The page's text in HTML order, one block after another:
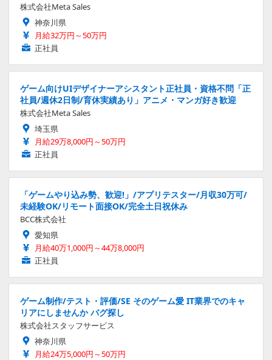
株式会社Meta Sales
神奈川県
月給32万円～50万円
正社員
ゲーム向けUIデザイナーアシスタント正社員・資格不問「正
社員/週休2日制/育休実績あり」アニメ・マンガ好き歓迎
株式会社Meta Sales
埼玉県
月給29万8,000円～50万円
正社員
「ゲームやり込み勢、歓迎!」/アプリテスター/月収30万可/
未経験OK/リモート面接OK/完全土日祝休み
BCC株式会社
愛知県
月給40万1,000円～44万8,000円
正社員
ゲーム制作/テスト・評価/SE そのゲーム愛 IT業界でのキャ
リアにしませんか バグ探し
株式会社スタッフサービス
神奈川県
月給24万5,000円～50万円